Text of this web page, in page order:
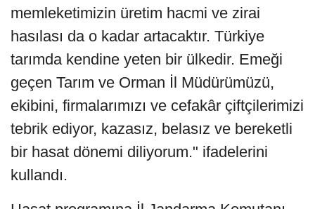
memleketimizin üretim hacmi ve zirai
hasılası da o kadar artacaktır. Türkiye
tarımda kendine yeten bir ülkedir. Emeği
geçen Tarım ve Orman İl Müdürümüzü,
ekibini, firmalarımızı ve cefakâr çiftçilerimizi
tebrik ediyor, kazasız, belasız ve bereketli
bir hasat dönemi diliyorum." ifadelerini
kullandı.